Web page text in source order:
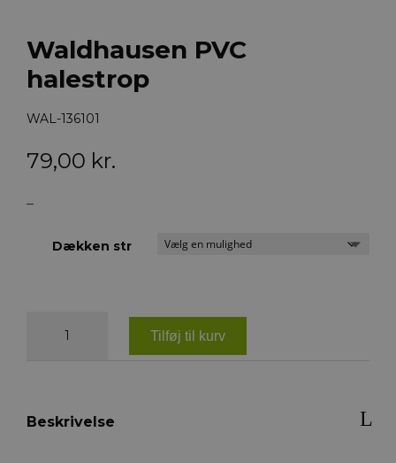
Waldhausen PVC
halestrop
WAL-136101
79,00 kr.
–
Dækken str
Tilføj til kurv
Beskrivelse